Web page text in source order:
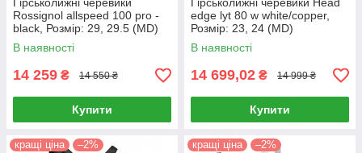
Rossignol allspeed 100 pro -
black, Розмір: 29, 29.5 (MD)
В наявності
14 259 ₴ 14 550 ₴
Купити
edge lyt 80 w white/copper,
Розмір: 23, 24 (MD)
В наявності
14 699,02 ₴ 14 999 ₴
Купити
кращі ціна –2% кращі ціна –2%